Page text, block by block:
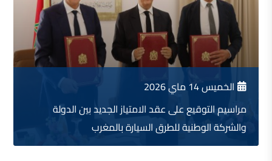
الخميس 14 ماي 2026
مراسيم التوقيع على عقد الامتياز الجديد بين الدولة
والشركة الوطنية للطرق السيارة بالمغرب